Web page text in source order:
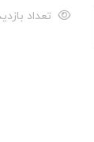
تعداد بازدید :